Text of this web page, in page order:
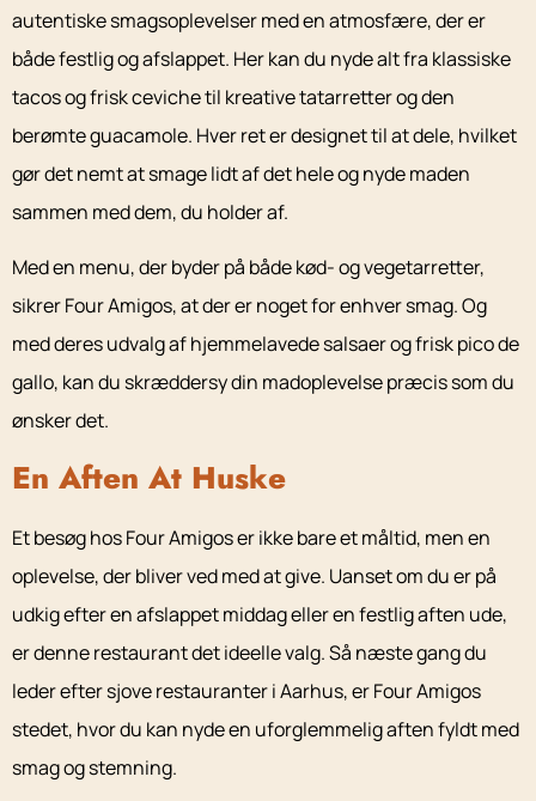
autentiske smagsoplevelser med en atmosfære, der er
både festlig og afslappet. Her kan du nyde alt fra klassiske
tacos og frisk ceviche til kreative tatarretter og den
berømte guacamole. Hver ret er designet til at dele, hvilket
gør det nemt at smage lidt af det hele og nyde maden
sammen med dem, du holder af.
Med en menu, der byder på både kød- og vegetarretter,
sikrer Four Amigos, at der er noget for enhver smag. Og
med deres udvalg af hjemmelavede salsaer og frisk pico de
gallo, kan du skræddersy din madoplevelse præcis som du
ønsker det.
En Aften At Huske
Et besøg hos Four Amigos er ikke bare et måltid, men en
oplevelse, der bliver ved med at give. Uanset om du er på
udkig efter en afslappet middag eller en festlig aften ude,
er denne restaurant det ideelle valg. Så næste gang du
leder efter sjove restauranter i Aarhus, er Four Amigos
stedet, hvor du kan nyde en uforglemmelig aften fyldt med
smag og stemning.